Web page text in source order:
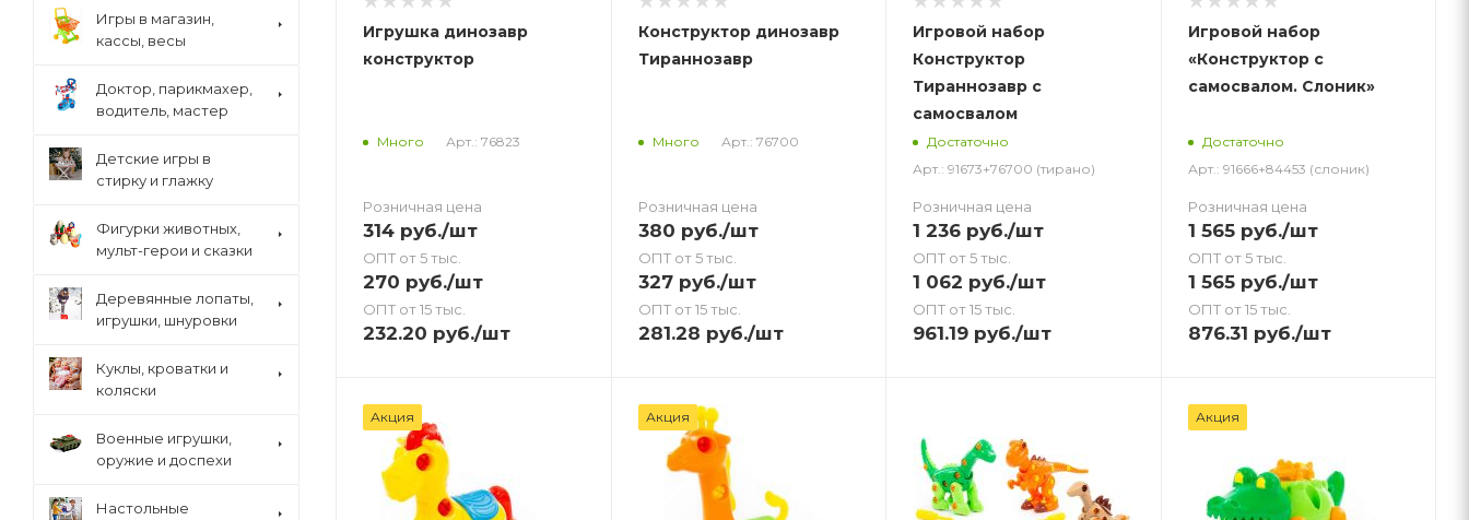
Игрушка динозавр
конструктор
Много Арт.: 76823
Розничная цена
314 руб./шт
ОПТ от 5 тыс.
270 руб./шт
ОПТ от 15 тыс.
232.20 руб./шт
Конструктор динозавр
Тираннозавр
Много Арт.: 76700
Розничная цена
380 руб./шт
ОПТ от 5 тыс.
327руб./шт
ОПТ от 15 тыс.
281.28 руб./шт
Игровой набор
Конструктор
Тираннозавр с
самосвалом
Достаточно
Арт.: 91673+76700 (тирано)
Розничная цена
1 236 руб./шт
ОПТ от 5 тыс.
1 062 руб./шт
ОПТ от 15 тыс.
961.19 руб./шт
Игровой набор
«Конструктор с
самосвалом. Слоник»
Достаточно
Арт.: 91666+84453 (слоник)
Розничная цена
1 565руб./шт
ОПТ от 5 тыс.
1 565руб./шт
ОПТ от 15 тыс.
876.31 руб./шт
Акция Акция Акция
Игры в магазин,
кассы, весы
Доктор, парикмахер,
водитель, мастер
Детские игры в
стирку и глажку
Фигурки животных,
мульт-герои и сказки
Деревянные лопаты,
игрушки, шнуровки
Куклы, кроватки и
коляски
Военные игрушки,
оружие и доспехи
Настольные